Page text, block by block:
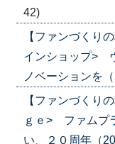
42)
【ファンづく
インショップ>
ノベーションを
【ファンづくり
ｇｅ> ファムプ
い、２０周年（